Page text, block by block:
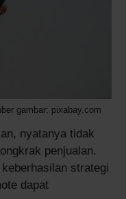
gambar: pixabay.com
nyatanya tidak
penjualan.
strategi
dapat